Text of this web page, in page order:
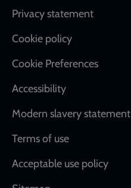
Footer
Privacy statement
Cookie policy
Cookie Preferences
Accessibility
Modern slavery statement
Terms of use
Acceptable use policy